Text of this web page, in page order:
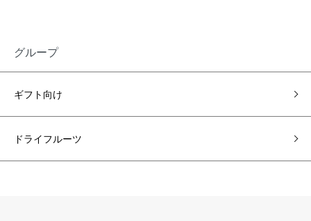
グループ
ギフト向け
ドライフルーツ